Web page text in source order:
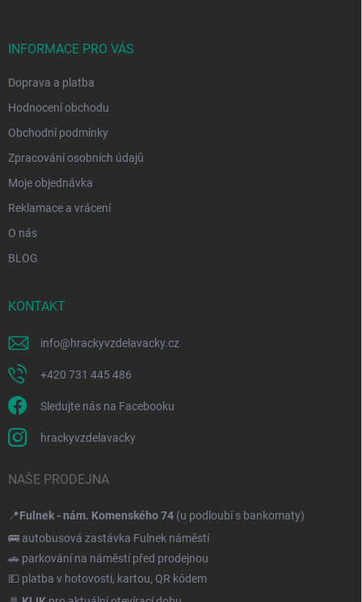
INFORMACE PRO VÁS
Doprava a platba
Hodnocení obchodu
Obchodní podmínky
Zpracování osobních údajů
Moje objednávka
Reklamace a vrácení
O nás
BLOG
KONTAKT
info@hrackyvzdelavacky.cz
+420 731 445 486
Sledujte nás na Facebooku
hrackyvzdelavacky
NAŠE PRODEJNA
📍Fulnek - nám. Komenského 74 (u podloubí s bankomaty)
🚌 autobusová zastávka Fulnek náměstí
🚗 parkování na náměstí před prodejnou
💵 platba v hotovosti, kartou, QR kódem